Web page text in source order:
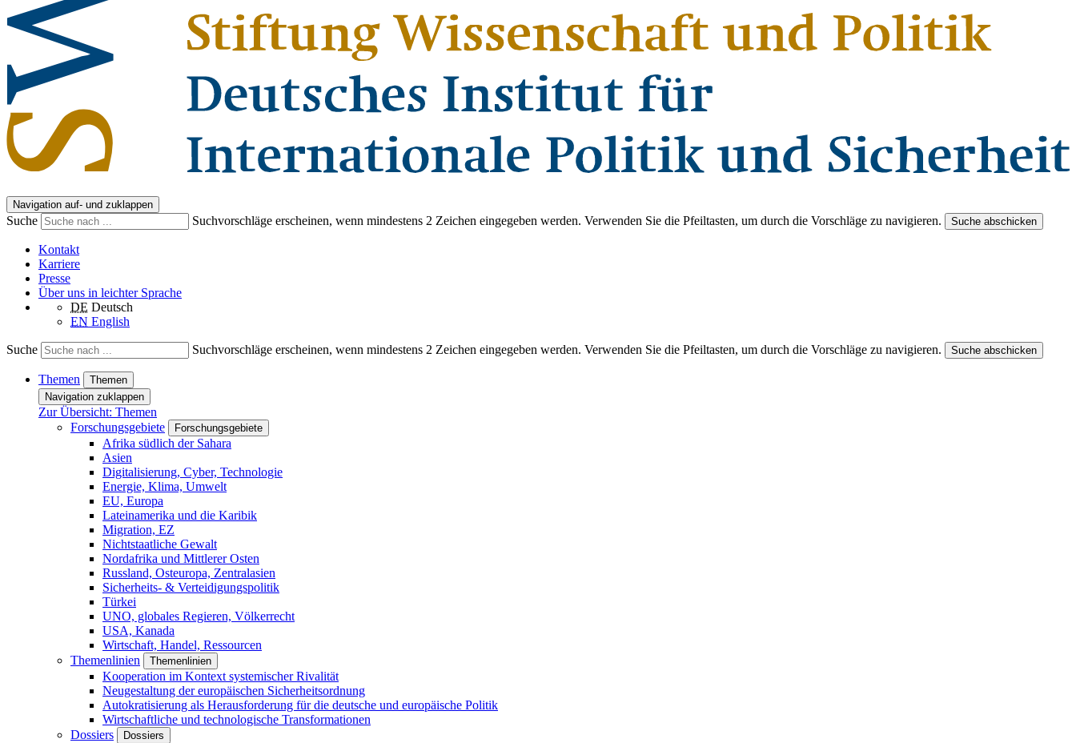
Navigation auf- und zuklappen
Suche Suchvorschläge erscheinen, wenn mindestens 2 Zeichen eingegeben werden. Verwenden Sie die Pfeiltasten, um durch die Vorschläge zu navigieren. Suche abschicken
Kontakt
Karriere
Presse
Über uns in leichter Sprache
DE Deutsch
EN English
Suche Suchvorschläge erscheinen, wenn mindestens 2 Zeichen eingegeben werden. Verwenden Sie die Pfeiltasten, um durch die Vorschläge zu navigieren. Suche abschicken
Themen
Themen
Navigation zuklappen
Zur Übersicht: Themen
Forschungsgebiete
Forschungsgebiete
Afrika südlich der Sahara
Asien
Digitalisierung, Cyber, Technologie
Energie, Klima, Umwelt
EU, Europa
Lateinamerika und die Karibik
Migration, EZ
Nichtstaatliche Gewalt
Nordafrika und Mittlerer Osten
Russland, Osteuropa, Zentralasien
Sicherheits- & Verteidigungspolitik
Türkei
UNO, globales Regieren, Völkerrecht
USA, Kanada
Wirtschaft, Handel, Ressourcen
Themenlinien
Themenlinien
Kooperation im Kontext systemischer Rivalität
Neugestaltung der europäischen Sicherheitsordnung
Autokratisierung als Herausforderung für die deutsche und europäische Politik
Wirtschaftliche und technologische Transformationen
Dossiers
Dossiers